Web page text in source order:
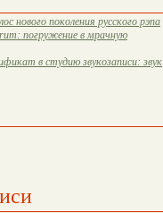
нового поколения русского рэпа
погружение в мрачную
в студию звукозаписи: звук